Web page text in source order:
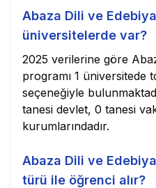
Abaza Dili ve
üniversitelerde var?
2025 verilerine göre
programı 1 üniversitede
seçeneğiyle
tanesi devlet, 0 tanesi
kurumlarındadır.
Abaza Dili ve
türü ile öğrenci alır?